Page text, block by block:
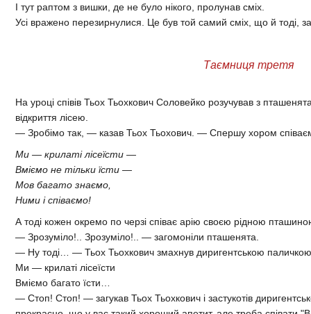
І тут раптом з вишки, де не було нікого, пролунав сміх.
Усі вражено перезирнулися. Це був той самий сміх, що й тоді,
Таємниця третя
На уроці співів Тьох Тьохкович Соловейко розучував з
відкриття лісею.
— Зробімо так, — казав Тьох Тьохович. — Спершу хором
Ми — крилаті лісеїсти —
Вміємо не тільки їсти —
Мов багато знаємо,
Ними і співаємо!
А тоді кожен окремо по черзі співає арію своєю рідною
— Зрозуміло!.. Зрозуміло!.. — загомоніли пташенята.
— Ну тоді… — Тьох Тьохкович змахнув диригентською
Ми — крилаті лісеїсти
Вміємо багато їсти…
— Стоп! Стоп! — загукав Тьох Тьохкович і застукотів